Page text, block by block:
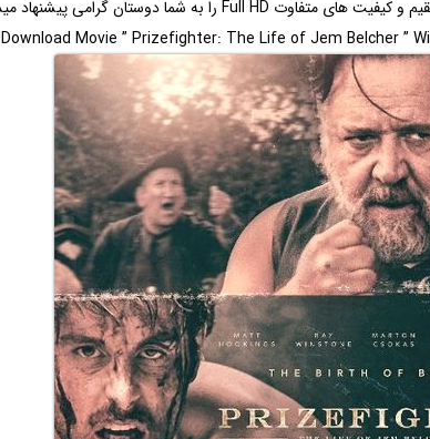
Download Movie ” Prizefighter: The Life of Jem Belcher ”